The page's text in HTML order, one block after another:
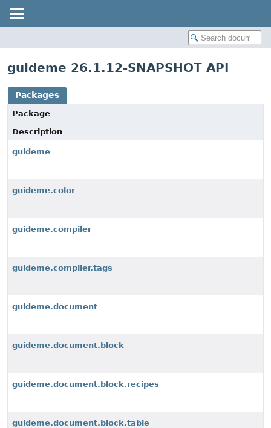
guideme 26.1.12-SNAPSHOT API
Packages
Package
Description
guideme
guideme.color
guideme.compiler
guideme.compiler.tags
guideme.document
guideme.document.block
guideme.document.block.recipes
guideme.document.block.table